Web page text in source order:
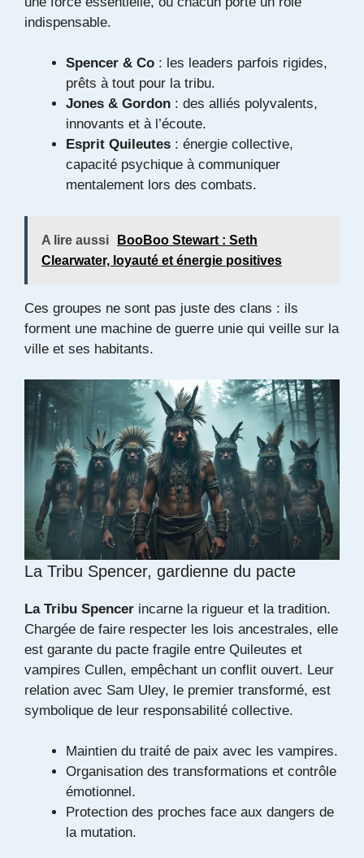
indispensable.
Spencer & Co : les leaders parfois rigides,
prêts à tout pour la tribu.
Jones & Gordon : des alliés polyvalents,
innovants et à l’écoute.
Esprit Quileutes : énergie collective,
capacité psychique à communiquer
mentalement lors des combats.
A lire aussi
BooBoo Stewart : Seth
Clearwater, loyauté et énergie positives
Ces groupes ne sont pas juste des clans : ils
forment une machine de guerre unie qui veille sur la
ville et ses habitants.
La Tribu Spencer, gardienne du pacte
La Tribu Spencer incarne la rigueur et la tradition.
Chargée de faire respecter les lois ancestrales, elle
est garante du pacte fragile entre Quileutes et
vampires Cullen, empêchant un conflit ouvert. Leur
relation avec Sam Uley, le premier transformé, est
symbolique de leur responsabilité collective.
Maintien du traité de paix avec les vampires.
Organisation des transformations et contrôle
émotionnel.
Protection des proches face aux dangers de
la mutation.